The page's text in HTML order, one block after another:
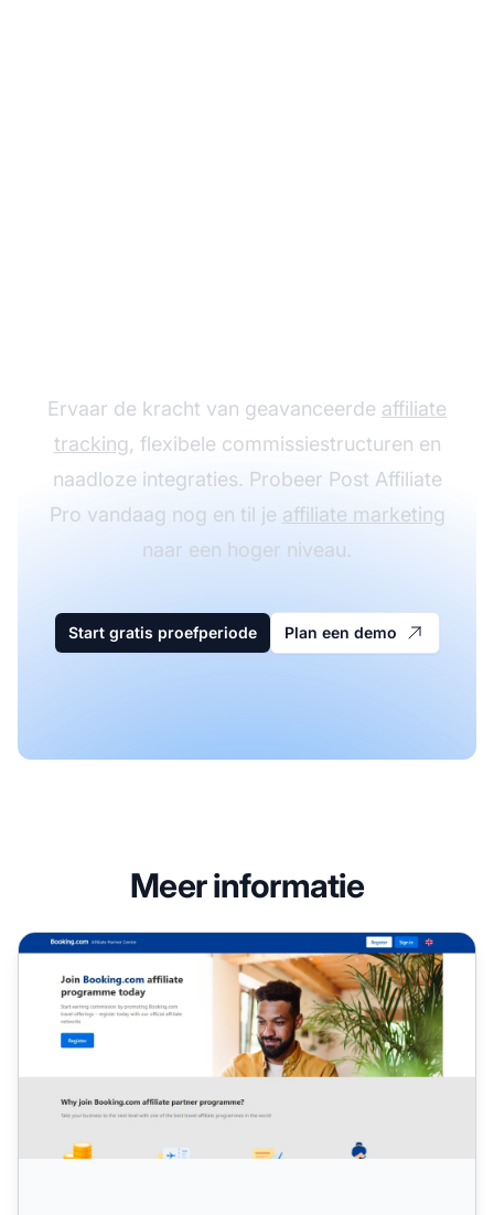
Ervaar de kracht van geavanceerde affiliate
tracking, flexibele commissiestructuren en
naadloze integraties. Probeer Post Affiliate
Pro vandaag nog en til je affiliate marketing
naar een hoger niveau.
Start gratis proefperiode Plan een demo
Meer informatie
Booking.com Affiliate Programma